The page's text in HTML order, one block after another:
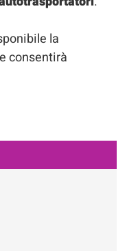
la
consentirà